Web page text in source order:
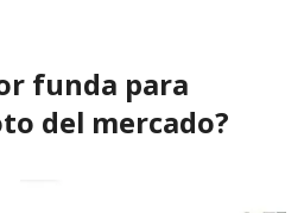
funda para
del mercado?